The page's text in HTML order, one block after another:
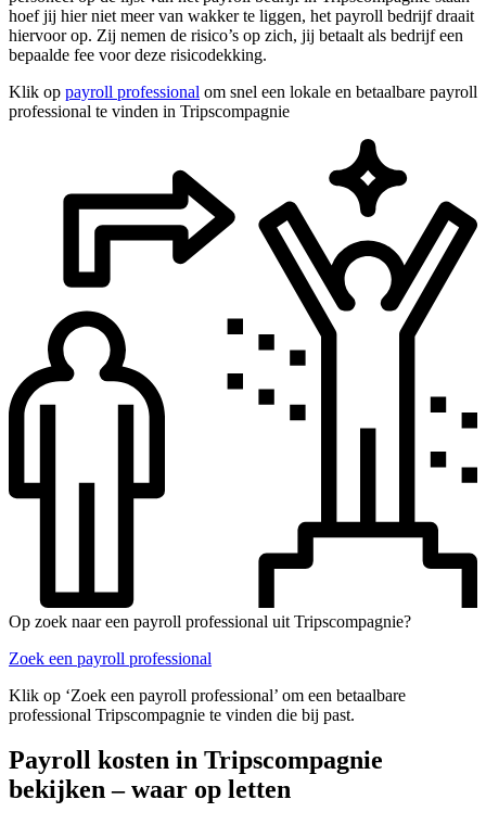
hoef jij hier niet meer van wakker te liggen, het payroll bedrijf draait
hiervoor op. Zij nemen de risico’s op zich, jij betaalt als bedrijf een
bepaalde fee voor deze risicodekking.
Klik op payroll professional om snel een lokale en betaalbare payroll
professional te vinden in Tripscompagnie
Op zoek naar een payroll professional uit Tripscompagnie?
Zoek een payroll professional
Klik op ‘Zoek een payroll professional’ om een betaalbare
professional Tripscompagnie te vinden die bij past.
Payroll kosten in Tripscompagnie
bekijken – waar op letten